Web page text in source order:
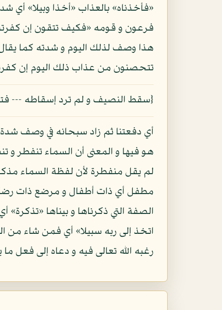
«فأخذناه» بالعذاب «أخذا وبيلا» أي
فرعون و قومه «فكيف تتقون إن
هذا وصف لذلك اليوم و شدته كما
تتحصنون من عذاب ذلك اليوم إن
{سقط النصيف و لم ترد إسقاطه ---
أي دفعتنا ثم زاد سبحانه في وصف شدة
هو فيها و المعنى أن السماء تنفطر و
لم يقل منفطرة لأن لفظة السماء
مطفل أي ذات أطفال و مرضع ذات
الصفة التي ذكرناها و بيناها
اتخذ إلى ربه سبيلا» أي فمن شاء من
رغبه الله تعالى فيه و دعاه إلى فعل